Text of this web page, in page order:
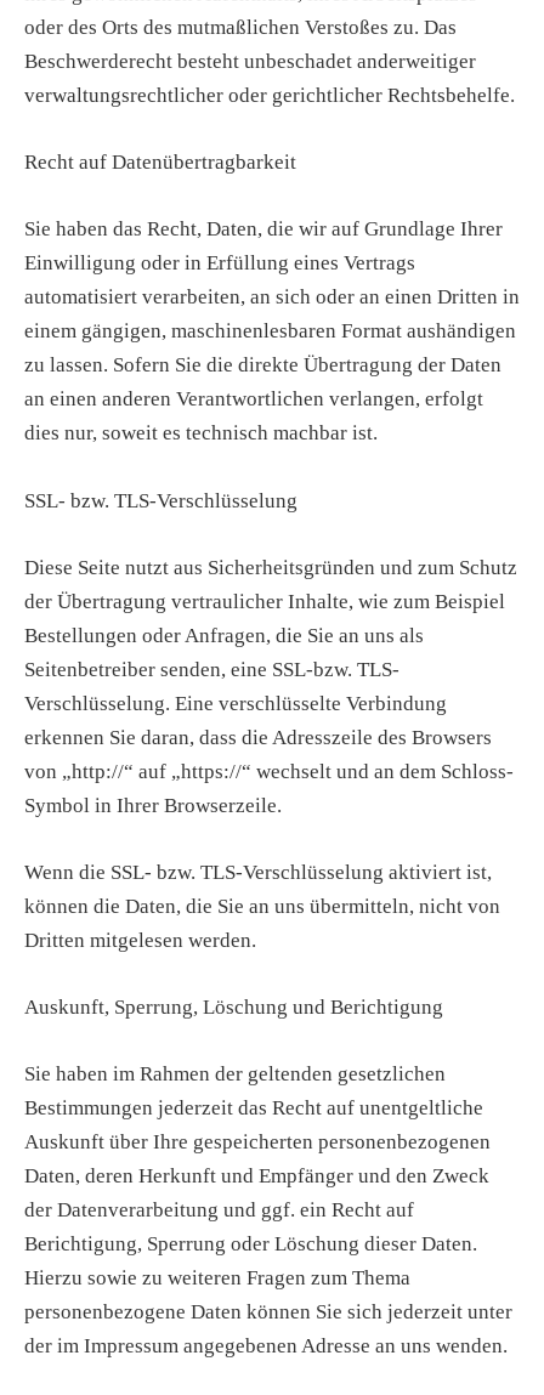
oder des Orts des mutmaßlichen Verstoßes zu. Das
Beschwerderecht besteht unbeschadet anderweitiger
verwaltungsrechtlicher oder gerichtlicher Rechtsbehelfe.
Recht auf Datenübertragbarkeit
Sie haben das Recht, Daten, die wir auf Grundlage Ihrer
Einwilligung oder in Erfüllung eines Vertrags
automatisiert verarbeiten, an sich oder an einen Dritten in
einem gängigen, maschinenlesbaren Format aushändigen
zu lassen. Sofern Sie die direkte Übertragung der Daten
an einen anderen Verantwortlichen verlangen, erfolgt
dies nur, soweit es technisch machbar ist.
SSL- bzw. TLS-Verschlüsselung
Diese Seite nutzt aus Sicherheitsgründen und zum Schutz
der Übertragung vertraulicher Inhalte, wie zum Beispiel
Bestellungen oder Anfragen, die Sie an uns als
Seitenbetreiber senden, eine SSL-bzw. TLS-
Verschlüsselung. Eine verschlüsselte Verbindung
erkennen Sie daran, dass die Adresszeile des Browsers
von „http://“ auf „https://“ wechselt und an dem Schloss-
Symbol in Ihrer Browserzeile.
Wenn die SSL- bzw. TLS-Verschlüsselung aktiviert ist,
können die Daten, die Sie an uns übermitteln, nicht von
Dritten mitgelesen werden.
Auskunft, Sperrung, Löschung und Berichtigung
Sie haben im Rahmen der geltenden gesetzlichen
Bestimmungen jederzeit das Recht auf unentgeltliche
Auskunft über Ihre gespeicherten personenbezogenen
Daten, deren Herkunft und Empfänger und den Zweck
der Datenverarbeitung und ggf. ein Recht auf
Berichtigung, Sperrung oder Löschung dieser Daten.
Hierzu sowie zu weiteren Fragen zum Thema
personenbezogene Daten können Sie sich jederzeit unter
der im Impressum angegebenen Adresse an uns wenden.